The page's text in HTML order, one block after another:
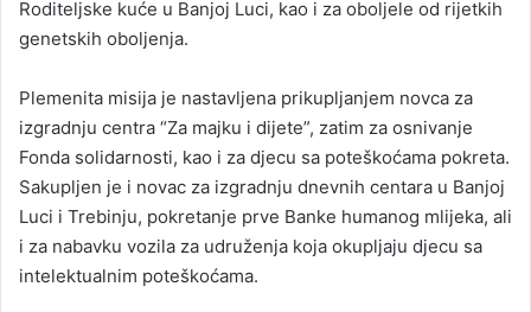
Roditeljske kuće u Banjoj Luci, kao i za oboljele od rijetkih
genetskih oboljenja.
Plemenita misija je nastavljena prikupljanjem novca za
izgradnju centra “Za majku i dijete”, zatim za osnivanje
Fonda solidarnosti, kao i za djecu sa poteškoćama pokreta.
Sakupljen je i novac za izgradnju dnevnih centara u Banjoj
Luci i Trebinju, pokretanje prve Banke humanog mlijeka, ali
i za nabavku vozila za udruženja koja okupljaju djecu sa
intelektualnim poteškoćama.